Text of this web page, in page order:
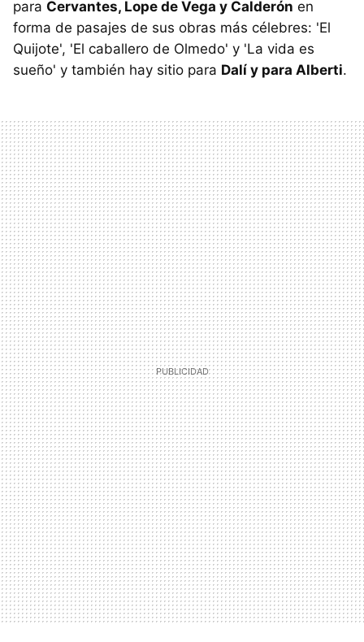
para Cervantes, Lope de Vega y Calderón en
forma de pasajes de sus obras más célebres: 'El
Quijote', 'El caballero de Olmedo' y 'La vida es
sueño' y también hay sitio para Dalí y para Alberti.